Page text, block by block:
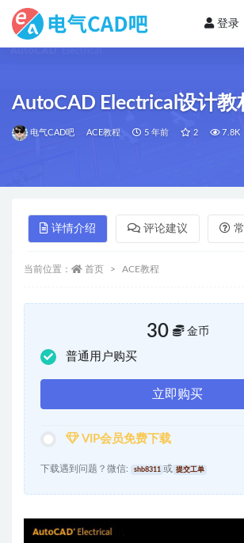
登录
AutoCAD Electrical设计教
电气CAD吧 ACE教程 5 年前 2 7.8K
详情介绍 评论建议
当前位置： 首页 ACE教程
30 金币
普通用户购买
立即购买
VIP会员免费下载
下载遇到问题？微信: shb8311 或 提交工单